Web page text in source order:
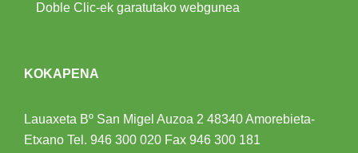
Doble Clic-ek garatutako webgunea
KOKAPENA
Lauaxeta Bº San Migel Auzoa 2 48340 Amorebieta-
Etxano Tel. 946 300 020 Fax 946 300 181